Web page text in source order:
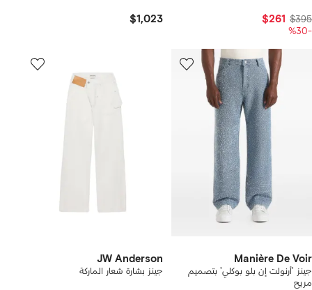
$395
$261
-%30
$1,023
Manière De Voir
جينز 'أرنولت إن بلو بوكلي' بتصميم
مريح
JW Anderson
جينز بشارة شعار الماركة